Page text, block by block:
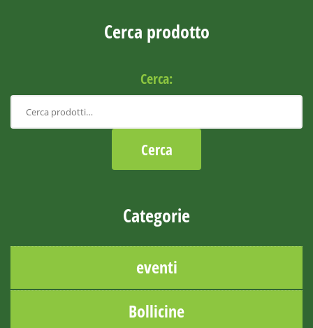
Cerca prodotto
Cerca:
Categorie
eventi
Bollicine